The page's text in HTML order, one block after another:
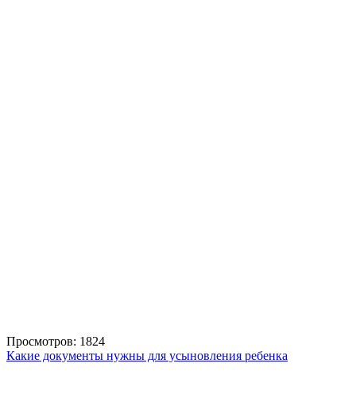
Просмотров: 1824
Какие документы нужны для усыновления ребенка